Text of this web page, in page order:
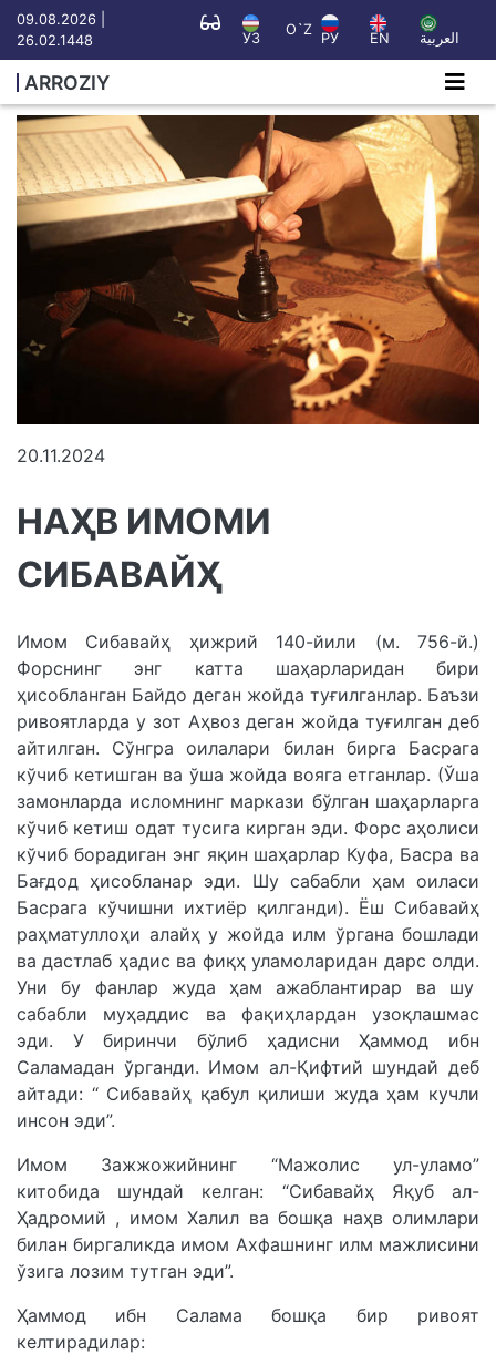
09.08.2026 |
26.02.1448
УЗ
O`Z
РУ EN العربية
ARROZIY
20.11.2024
НАҲВ ИМОМИ
СИБАВАЙҲ
Имом Сибавайҳ ҳижрий 140-йили (м. 756-й.)
Форснинг энг катта шаҳарларидан бири
ҳисобланган Байдо деган жойда туғилганлар. Баъзи
ривоятларда у зот Аҳвоз деган жойда туғилган деб
айтилган. Сўнгра оилалари билан бирга Басрага
кўчиб кетишган ва ўша жойда вояга етганлар. (Ўша
замонларда исломнинг маркази бўлган шаҳарларга
кўчиб кетиш одат тусига кирган эди. Форс аҳолиси
кўчиб борадиган энг яқин шаҳарлар Куфа, Басра ва
Бағдод ҳисобланар эди. Шу сабабли ҳам оиласи
Басрага кўчишни ихтиёр қилганди). Ёш Сибавайҳ
раҳматуллоҳи алайҳ у жойда илм ўргана бошлади
ва дастлаб ҳадис ва фиқҳ уламоларидан дарс олди.
Уни бу фанлар жуда ҳам ажаблантирар ва шу
сабабли муҳаддис ва фақиҳлардан узоқлашмас
эди. У биринчи бўлиб ҳадисни Ҳаммод ибн
Саламадан ўрганди. Имом ал-Қифтий шундай деб
айтади: “ Сибавайҳ қабул қилиши жуда ҳам кучли
инсон эди”.
Имом Зажжожийнинг “Мажолис ул-уламо”
китобида шундай келган: “Сибавайҳ Яқуб ал-
Ҳадромий , имом Халил ва бошқа наҳв олимлари
билан биргаликда имом Ахфашнинг илм мажлисини
ўзига лозим тутган эди”.
Ҳаммод ибн Салама бошқа бир ривоят
келтирадилар: